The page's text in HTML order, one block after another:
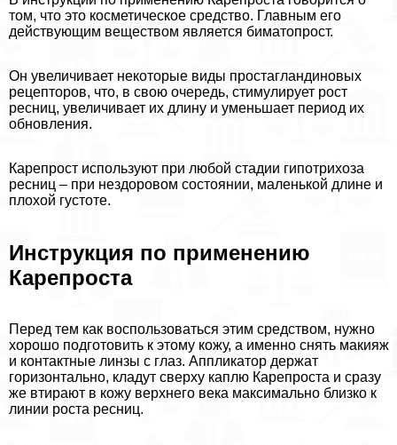
том, что это косметическое средство. Главным его
действующим веществом является биматопрост.
Он увеличивает некоторые виды простагландиновых
рецепторов, что, в свою очередь, стимулирует рост
ресниц, увеличивает их длину и уменьшает период их
обновления.
Карепрост используют при любой стадии гипотрихоза
ресниц – при нездоровом состоянии, маленькой длине и
плохой густоте.
Инструкция по применению
Карепроста
Перед тем как воспользоваться этим средством, нужно
хорошо подготовить к этому кожу, а именно снять макияж
и контактные линзы с глаз. Аппликатор держат
горизонтально, кладут сверху каплю Карепроста и сразу
же втирают в кожу верхнего века максимально близко к
линии роста ресниц.